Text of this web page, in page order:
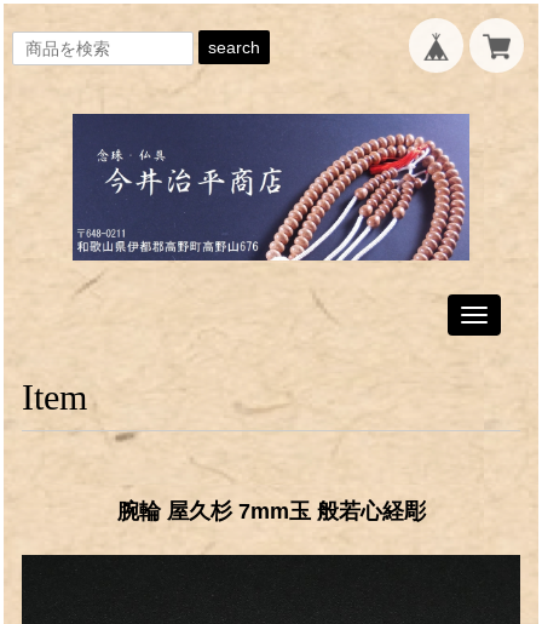
search
Toggle
Item
腕輪 屋久杉 7mm玉 般若心経彫